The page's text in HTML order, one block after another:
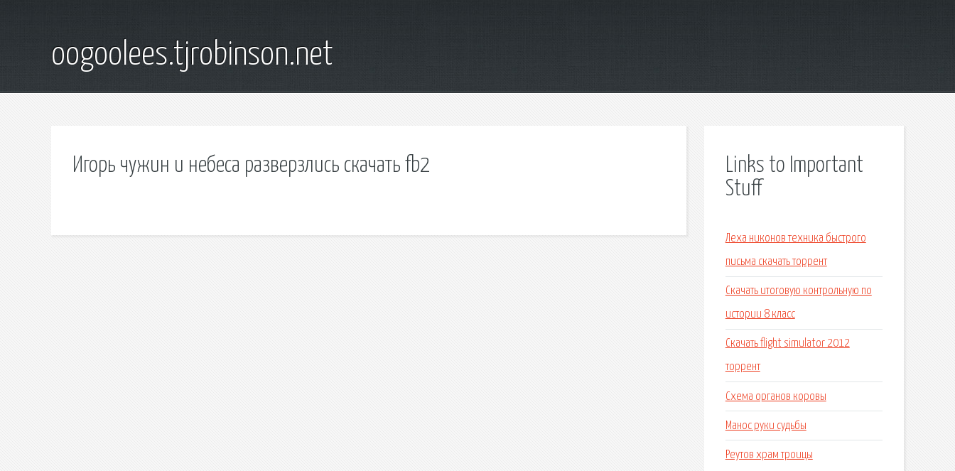
oogoolees.tjrobinson.net
Игорь чужин и небеса разверзлись скачать fb2
Links to Important
Stuff
Леха никонов техника быстрого
письма скачать торрент
Скачать итоговую контрольную по
истории 8 класс
Скачать flight simulator 2012
торрент
Схема органов коровы
Манос руки судьбы
Реутов храм троицы